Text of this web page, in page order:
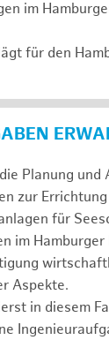
im
für den
Planung und
zur
für
im
Aspekte.
in diesem